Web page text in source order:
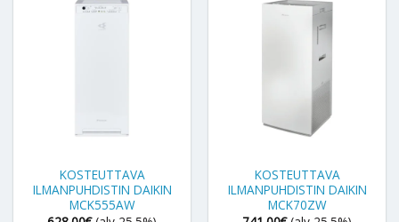
KOSTEUTTAVA
ILMANPUHDISTIN DAIKIN
MCK555AW
KOSTEUTTAVA
ILMANPUHDISTIN DAIKIN
MCK70ZW